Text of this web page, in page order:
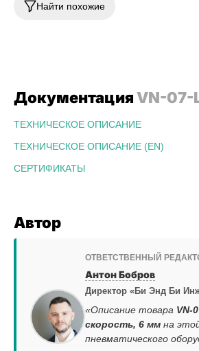
Найти похожие
ДокументацияVN-07-
ТЕХНИЧЕСКОЕ ОПИСАНИЕ
ТЕХНИЧЕСКОЕ ОПИСАНИЕ (EN)
СЕРТИФИКАТЫ
Автор
ОТВЕТСТВЕННЫЙ
Антон Бобров
Директор «Би Энд Би
«Описание товара VN-
скорость, 6 мм на
пневматического